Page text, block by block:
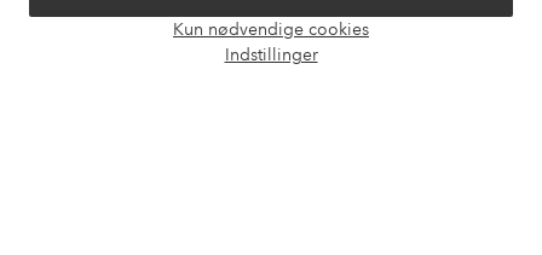
Kun nødvendige cookies
Indstillinger